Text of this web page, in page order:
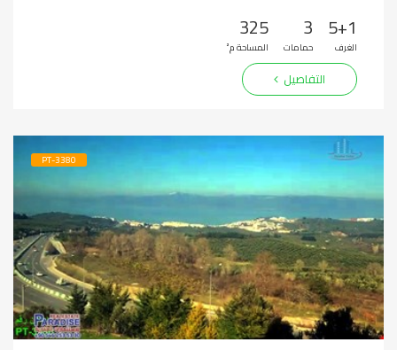
5+1
الغرف
3
حمامات
325
المساحة م²
التفاصيل
PT-3380